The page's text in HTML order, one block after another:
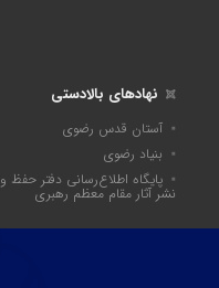
نهادهای بالادستی
آستان قدس رضوی
بنیاد رضوی
پايگاه اطلاع‌رسانی دفتر حفظ و
نشر آثار مقام معظم رهبری